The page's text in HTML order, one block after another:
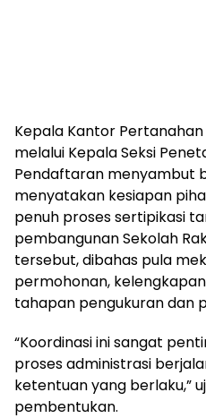
Kepala Kantor
melalui Kepala Seksi
Pendaftaran menyambut
menyatakan kesiapan
penuh proses sertipikasi
pembangunan Sekolah
tersebut, dibahas pula
permohonan,
tahapan pengukuran dan
“Koordinasi ini sangat
proses administrasi
ketentuan yang berlaku,”
pembentukan.